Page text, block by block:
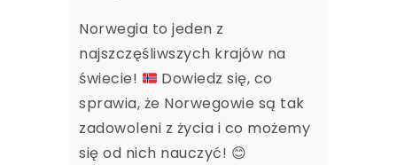
Norwegia to jeden z
najszczęśliwszych krajów na
świecie!
Dowiedz się, co
sprawia, że Norwegowie są tak
zadowoleni z życia i co możemy
się od nich nauczyć! 😊